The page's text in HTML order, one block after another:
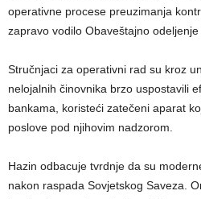
operativne procese preuzimanja
zapravo vodilo Obaveštajno
Stručnjaci za operativni rad su kroz
nelojalnih činovnika brzo uspostavili
bankama, koristeći zatečeni aparat
poslove pod njihovim nadzorom.
Hazin odbacuje tvrdnje da su
nakon raspada Sovjetskog Saveza.